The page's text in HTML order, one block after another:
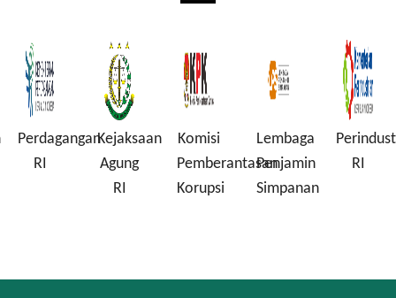
Perdagangan
RI
Kejaksaan
Agung
RI
Komisi
Pemberantasan
Korupsi
Lembaga
Penjamin
Simpanan
RI